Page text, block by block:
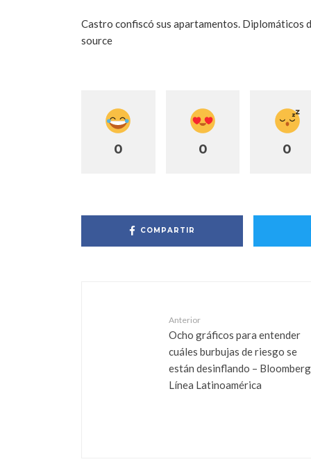
Castro confiscó sus apartamentos. Diplomáticos
source
0 0 0
COMPARTIR
Anterior
Ocho gráficos para entender
cuáles burbujas de riesgo se
están desinflando – Bloomberg
Línea Latinoamérica